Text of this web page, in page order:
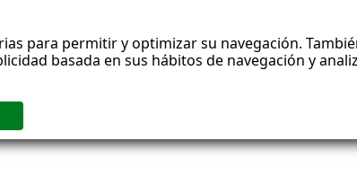
para permitir y optimizar su navegación.
basada en sus hábitos de navegación y